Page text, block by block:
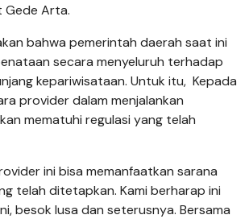
Gede Arta.
bahwa pemerintah daerah saat ini
secara menyeluruh terhadap
kepariwisataan. Untuk itu, Kepada
provider dalam menjalankan
mematuhi regulasi yang telah
ini bisa memanfaatkan sarana
telah ditetapkan. Kami berharap ini
besok lusa dan seterusnya. Bersama